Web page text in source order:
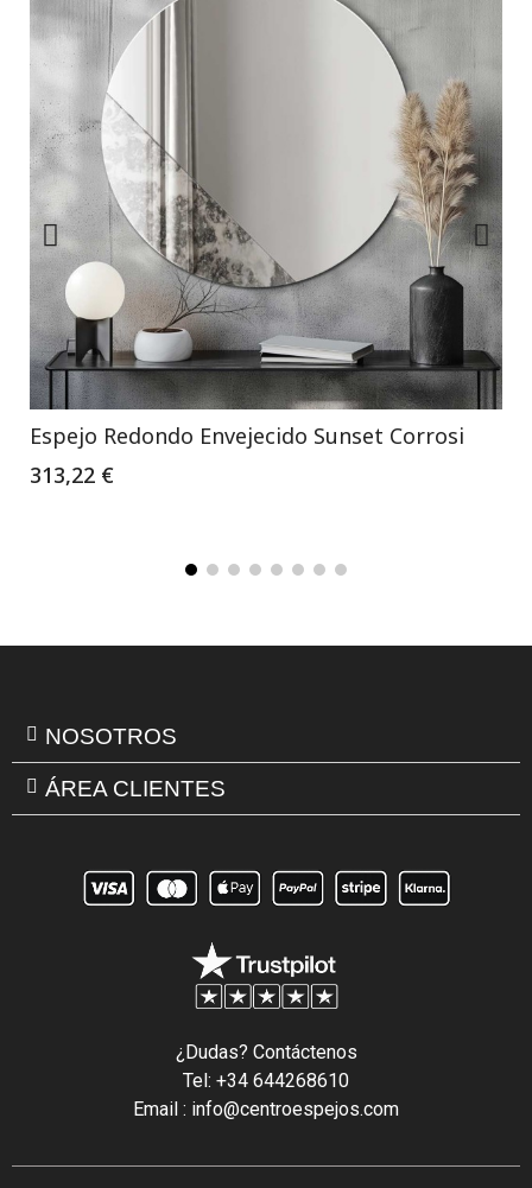
Espejo Redondo Envejecido Sunset Corrosi
313,22 €
NOSOTROS
ÁREA CLIENTES
¿Dudas? Contáctenos
Tel: +34 644268610
Email : info@centroespejos.com